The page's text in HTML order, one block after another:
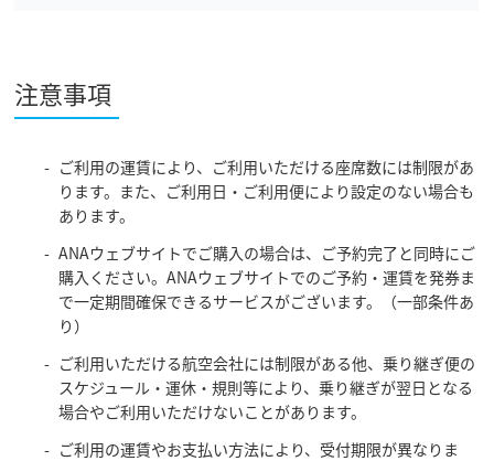
注意事項
ご利用の運賃により、ご利用いただける座席数には制限があ
ります。また、ご利用日・ご利用便により設定のない場合も
あります。
ANAウェブサイトでご購入の場合は、ご予約完了と同時にご
購入ください。ANAウェブサイトでのご予約・運賃を発券ま
で一定期間確保できるサービスがございます。（一部条件あ
り）
ご利用いただける航空会社には制限がある他、乗り継ぎ便の
スケジュール・運休・規則等により、乗り継ぎが翌日となる
場合やご利用いただけないことがあります。
ご利用の運賃やお支払い方法により、受付期限が異なりま